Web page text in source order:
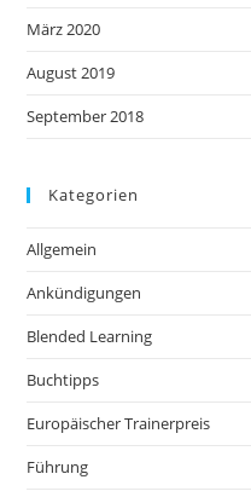
März 2020
August 2019
September 2018
Kategorien
Allgemein
Ankündigungen
Blended Learning
Buchtipps
Europäischer Trainerpreis
Führung